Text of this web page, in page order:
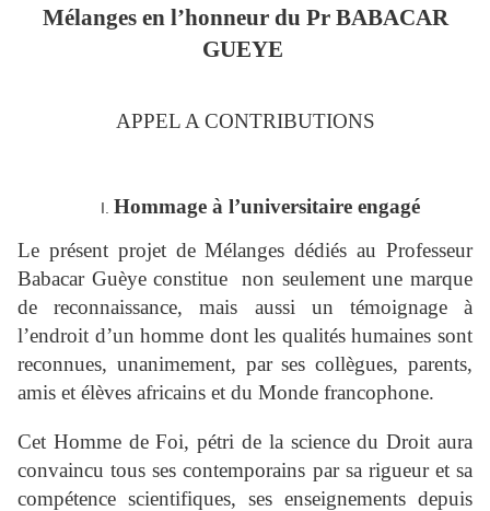
Mélanges en l’honneur du Pr BABACAR
GUEYE
APPEL A CONTRIBUTIONS
Hommage à l’universitaire engagé
Le présent projet de Mélanges dédiés au Professeur
Babacar Guèye constitue non seulement une marque
de reconnaissance, mais aussi un témoignage à
l’endroit d’un homme dont les qualités humaines sont
reconnues, unanimement, par ses collègues, parents,
amis et élèves africains et du Monde francophone.
Cet Homme de Foi, pétri de la science du Droit aura
convaincu tous ses contemporains par sa rigueur et sa
compétence scientifiques, ses enseignements depuis